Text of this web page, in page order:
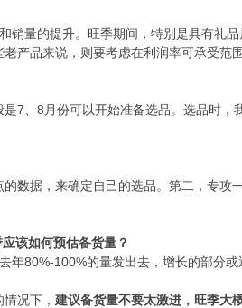
销量的提升。旺季期间，特别是具有礼
产品来说，则要考虑在利润率可承受范
是7、8月份可以开始准备选品。选品时，
数据，来确定自己的选品。第二，专攻
该如何预估备货量？
年80%-100%的量发出去，增长的部分
况下， 建议备货量不要太激进，旺季大